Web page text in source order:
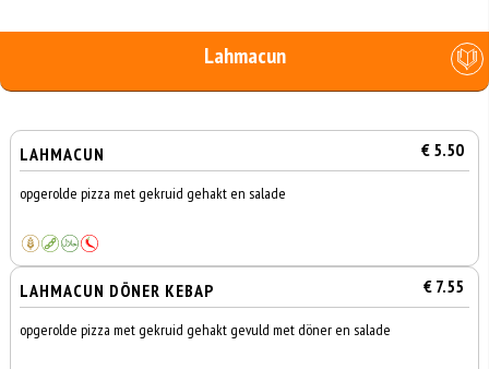
Lahmacun
LAHMACUN € 5.50
opgerolde pizza met gekruid gehakt en salade
LAHMACUN DÖNER KEBAP € 7.55
opgerolde pizza met gekruid gehakt gevuld met döner en salade